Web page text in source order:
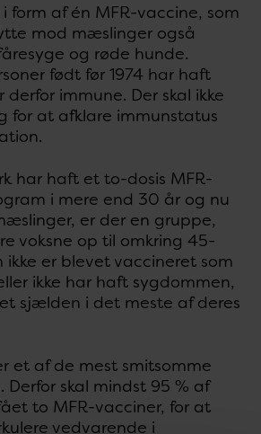
form af én MFR-vaccine, som
mod mæslinger også
og røde hunde.
født før 1974 har haft
immune. Der skal ikke
for at afklare immunstatus
har haft et to-dosis MFR-
i mere end 30 år og nu
er der en gruppe,
voksne op til omkring 45-
ikke er blevet vaccineret som
ikke har haft sygdommen,
sjælden i det meste af deres
et af de mest smitsomme
Derfor skal mindst 95 % af
to MFR-vacciner, for at
vedvarende i